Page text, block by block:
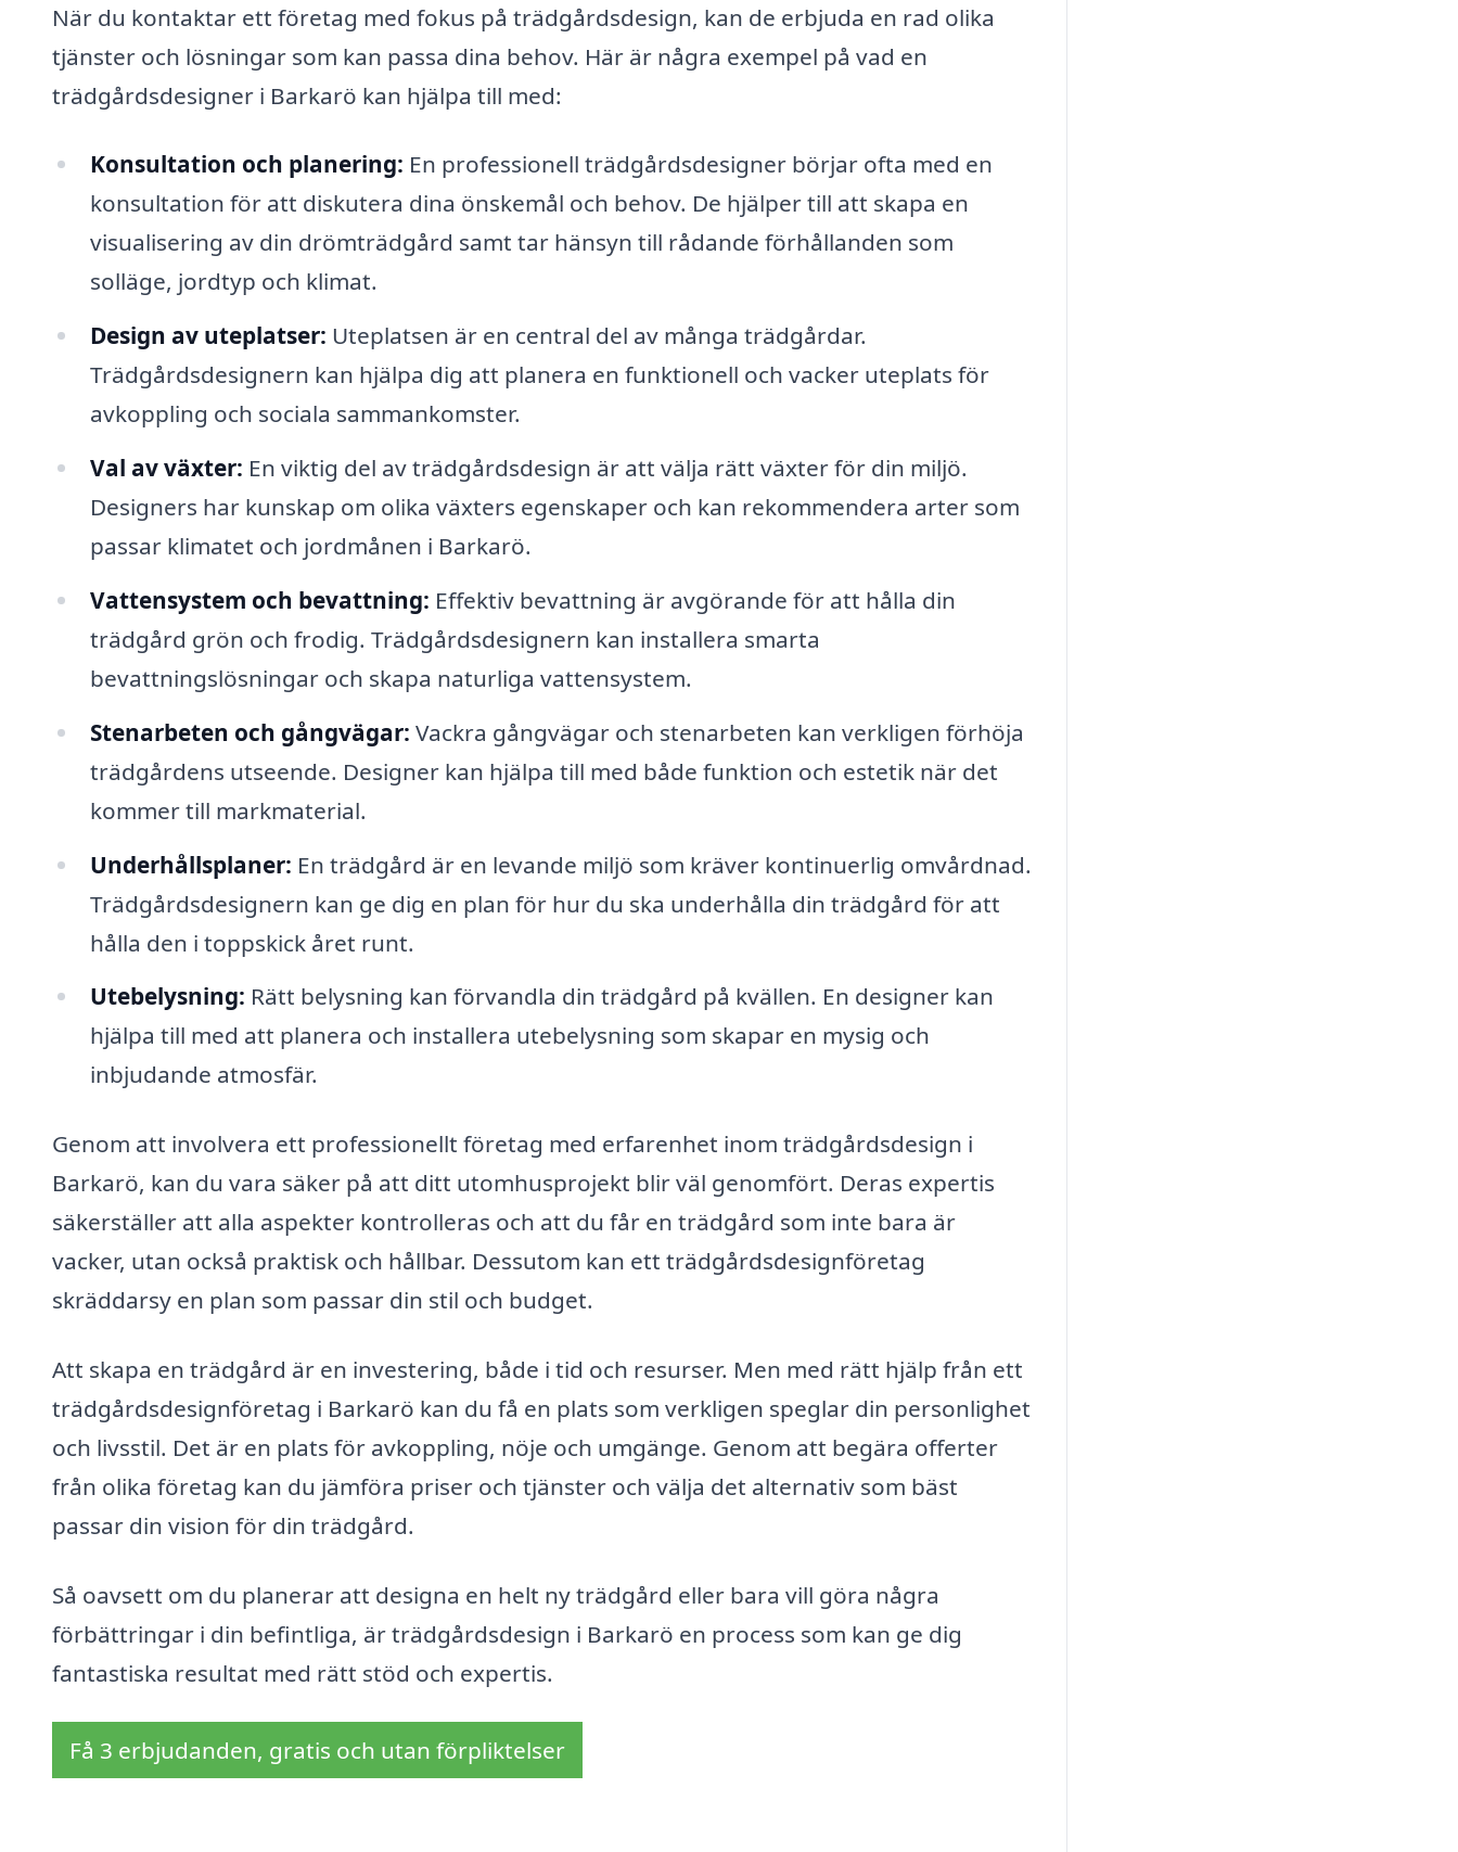
När du kontaktar ett företag med fokus på trädgårdsdesign, kan de erbjuda en rad olika
tjänster och lösningar som kan passa dina behov. Här är några exempel på vad en
trädgårdsdesigner i Barkarö kan hjälpa till med:
Konsultation och planering: En professionell trädgårdsdesigner börjar ofta med en
konsultation för att diskutera dina önskemål och behov. De hjälper till att skapa en
visualisering av din drömträdgård samt tar hänsyn till rådande förhållanden som
solläge, jordtyp och klimat.
Design av uteplatser: Uteplatsen är en central del av många trädgårdar.
Trädgårdsdesignern kan hjälpa dig att planera en funktionell och vacker uteplats för
avkoppling och sociala sammankomster.
Val av växter: En viktig del av trädgårdsdesign är att välja rätt växter för din miljö.
Designers har kunskap om olika växters egenskaper och kan rekommendera arter som
passar klimatet och jordmånen i Barkarö.
Vattensystem och bevattning: Effektiv bevattning är avgörande för att hålla din
trädgård grön och frodig. Trädgårdsdesignern kan installera smarta
bevattningslösningar och skapa naturliga vattensystem.
Stenarbeten och gångvägar: Vackra gångvägar och stenarbeten kan verkligen förhöja
trädgårdens utseende. Designer kan hjälpa till med både funktion och estetik när det
kommer till markmaterial.
Underhållsplaner: En trädgård är en levande miljö som kräver kontinuerlig omvårdnad.
Trädgårdsdesignern kan ge dig en plan för hur du ska underhålla din trädgård för att
hålla den i toppskick året runt.
Utebelysning: Rätt belysning kan förvandla din trädgård på kvällen. En designer kan
hjälpa till med att planera och installera utebelysning som skapar en mysig och
inbjudande atmosfär.
Genom att involvera ett professionellt företag med erfarenhet inom trädgårdsdesign i
Barkarö, kan du vara säker på att ditt utomhusprojekt blir väl genomfört. Deras expertis
säkerställer att alla aspekter kontrolleras och att du får en trädgård som inte bara är
vacker, utan också praktisk och hållbar. Dessutom kan ett trädgårdsdesignföretag
skräddarsy en plan som passar din stil och budget.
Att skapa en trädgård är en investering, både i tid och resurser. Men med rätt hjälp från ett
trädgårdsdesignföretag i Barkarö kan du få en plats som verkligen speglar din personlighet
och livsstil. Det är en plats för avkoppling, nöje och umgänge. Genom att begära offerter
från olika företag kan du jämföra priser och tjänster och välja det alternativ som bäst
passar din vision för din trädgård.
Så oavsett om du planerar att designa en helt ny trädgård eller bara vill göra några
förbättringar i din befintliga, är trädgårdsdesign i Barkarö en process som kan ge dig
fantastiska resultat med rätt stöd och expertis.
Få 3 erbjudanden, gratis och utan förpliktelser